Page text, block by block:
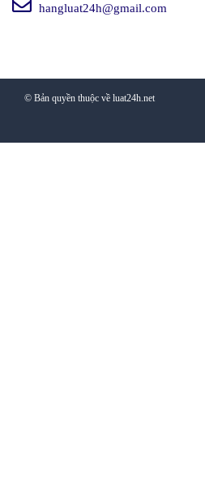
hangluat24h@gmail.com
© Bản quyền thuộc về luat24h.net